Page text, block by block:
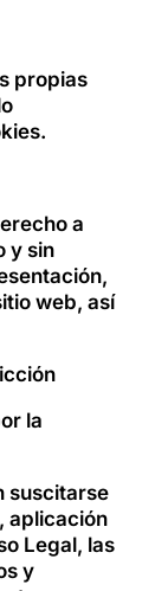
propias
a
y sin
web, así
la
suscitarse
aplicación
Legal, las
y